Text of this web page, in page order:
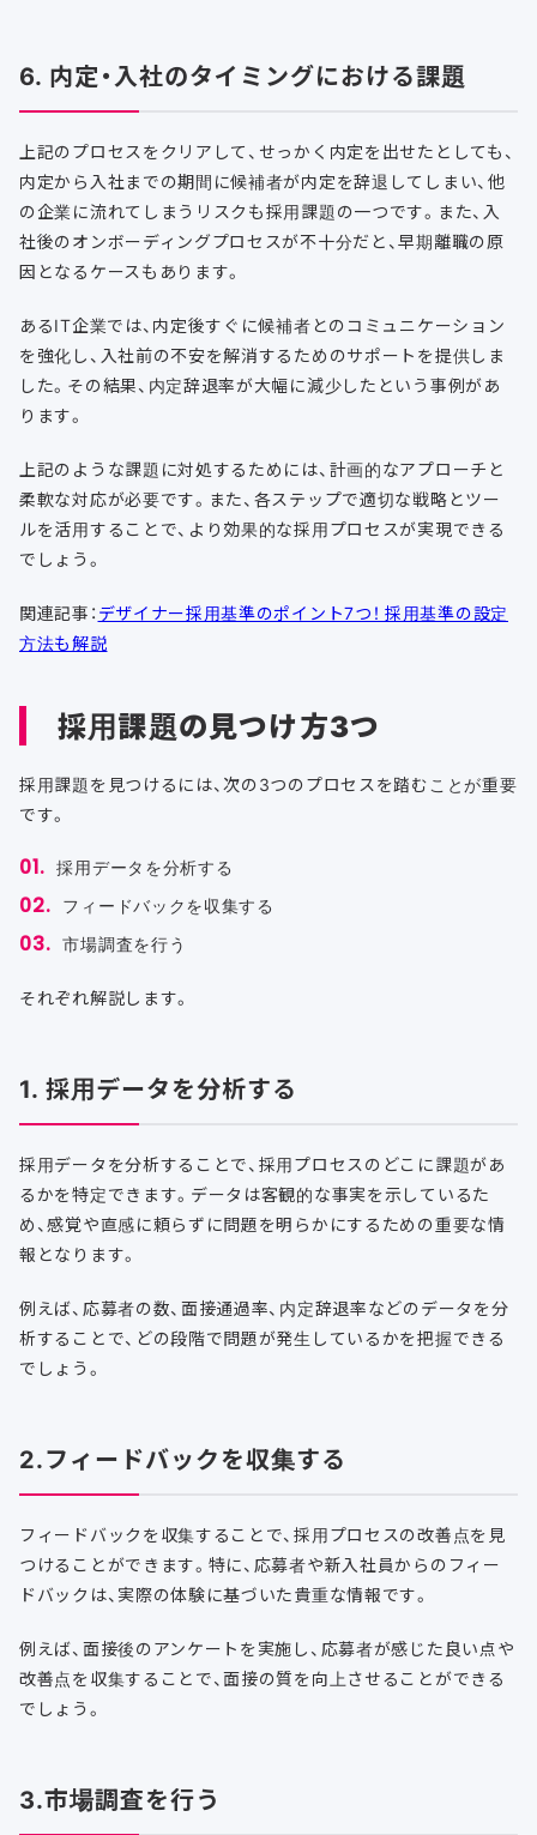
6. 内定・入社のタイミングにおける課題
上記のプロセスをクリアして、せっかく内定を出せたとしても、
内定から入社までの期間に候補者が内定を辞退してしまい、他
の企業に流れてしまうリスクも採用課題の一つです。また、入
社後のオンボーディングプロセスが不十分だと、早期離職の原
因となるケースもあります。
あるIT企業では、内定後すぐに候補者とのコミュニケーション
を強化し、入社前の不安を解消するためのサポートを提供しま
した。その結果、内定辞退率が大幅に減少したという事例があ
ります。
上記のような課題に対処するためには、計画的なアプローチと
柔軟な対応が必要です。また、各ステップで適切な戦略とツー
ルを活用することで、より効果的な採用プロセスが実現できる
でしょう。
関連記事： デザイナー採用基準のポイント7つ！ 採用基準の設定
方法も解説
採用課題の見つけ方3つ
採用課題を見つけるには、次の3つのプロセスを踏むことが重要
です。
採用データを分析する
フィードバックを収集する
市場調査を行う
それぞれ解説します。
1. 採用データを分析する
採用データを分析することで、採用プロセスのどこに課題があ
るかを特定できます。データは客観的な事実を示しているた
め、感覚や直感に頼らずに問題を明らかにするための重要な情
報となります。
例えば、応募者の数、面接通過率、内定辞退率などのデータを分
析することで、どの段階で問題が発生しているかを把握できる
でしょう。
2.フィードバックを収集する
フィードバックを収集することで、採用プロセスの改善点を見
つけることができます。特に、応募者や新入社員からのフィー
ドバックは、実際の体験に基づいた貴重な情報です。
例えば、面接後のアンケートを実施し、応募者が感じた良い点や
改善点を収集することで、面接の質を向上させることができる
でしょう。
3.市場調査を行う